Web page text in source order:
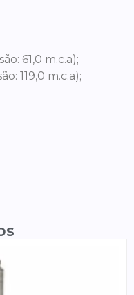
61,0 m.c.a);
119,0 m.c.a);